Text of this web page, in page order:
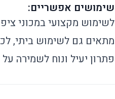
שימושים אפשריים:
לשימוש מקצועי במכוני
מתאים גם לשימוש ביתי,
פתרון יעיל ונוח לשמירה